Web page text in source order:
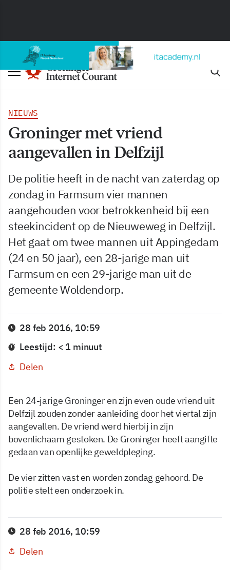
NIEUWS
Groninger met vriend
aangevallen in Delfzijl
De politie heeft in de nacht van zaterdag op
zondag in Farmsum vier mannen
aangehouden voor betrokkenheid bij een
steekincident op de Nieuweweg in Delfzijl.
Het gaat om twee mannen uit Appingedam
(24 en 50 jaar), een 28-jarige man uit
Farmsum en een 29-jarige man uit de
gemeente Woldendorp.
28 feb 2016, 10:59
Leestijd: < 1 minuut
Delen
Een 24-jarige Groninger en zijn even oude vriend uit
Delfzijl zouden zonder aanleiding door het viertal zijn
aangevallen. De vriend werd hierbij in zijn
bovenlichaam gestoken. De Groninger heeft aangifte
gedaan van openlijke geweldpleging.
De vier zitten vast en worden zondag gehoord. De
politie stelt een onderzoek in.
28 feb 2016, 10:59
Delen